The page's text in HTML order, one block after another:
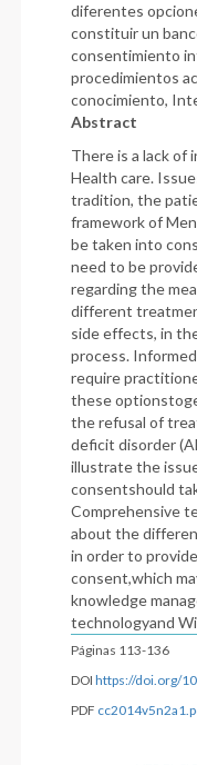
diferentes
constituir un
consentimiento
procedimientos
conocimiento,
Abstract
There is a lack of
Health care.
tradition, the
framework of
be taken into
need to be
regarding the
different
side effects, in
process.
require
these
the refusal of
deficit disorder
illustrate the
consentshould
Comprehensive
about the
in order to
consent,which
knowledge
technologyand
Páginas 113-136
DOIhttps://doi.org/
PDF